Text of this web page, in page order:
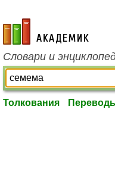
academic.ru
Словари и
Толкования